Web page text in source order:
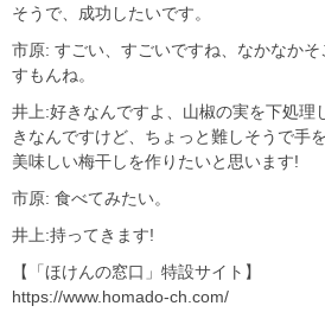
そうで、成功したいです。
市原: すごい、すごいですね、なかなか
すもんね。
井上:好きなんですよ、山椒の実を下処理
きなんですけど、ちょっと難しそうで手
美味しい梅干しを作りたいと思います!
市原: 食べてみたい。
井上:持ってきます!
【「ほけんの窓口」特設サイト】
https://www.homado-ch.com/